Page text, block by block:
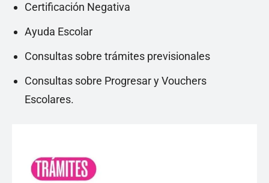
Certificación Negativa
Ayuda Escolar
Consultas sobre trámites previsionales
Consultas sobre Progresar y Vouchers
Escolares.